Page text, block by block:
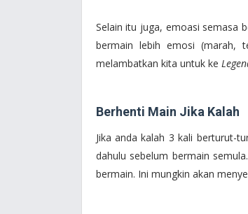
Selain itu juga, emoasi semasa
bermain lebih emosi (marah,
melambatkan kita untuk ke
Berhenti Main Jika Kalah
Jika anda kalah 3 kali berturut-
dahulu sebelum bermain
bermain. Ini mungkin akan